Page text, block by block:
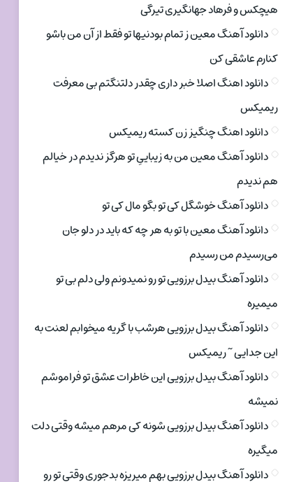
هیچکس و فرهاد جهانگیری تیرگی
دانلود آهنگ معین ز تمام بودنیها تو فقط از آن من باشو
کنارم عاشقی کن
دانلود اهنگ اصلا خبر داری چقدر دلتنگتم بی معرفت
ریمیکس
دانلود اهنگ چنگیز زن کسته ریمیکس
دانلود آهنگ معین من به زیباییِ تو هرگز ندیدم در خیالم
هم ندیدم
دانلود آهنگ خوشگل کی تو بگو مال کی تو
دانلود آهنگ معین با تو به هر چه که باید در دلو جان
می‌رسیدم من رسیدم
دانلود آهنگ بیدل برزویی تو رو نمیدونم ولی دلم بی تو
میمیره
دانلود آهنگ بیدل برزویی هرشب با گریه میخوابم لعنت به
این جدایی ~ ریمیکس
دانلود آهنگ بیدل برزویی این خاطرات عشق تو فراموشم
نمیشه
دانلود آهنگ بیدل برزویی شونه کی مرهم میشه وقتی دلت
میگیره
دانلود آهنگ بیدل برزویی بهم میریزه بدجوری وقتی تو رو